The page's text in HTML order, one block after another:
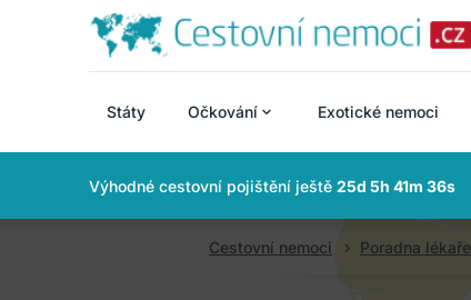
Státy Očkování Exotické nemoci
Výhodné cestovní pojištění ještě 25d 5h 41m 35s
Cestovní nemoci Poradna lékaře